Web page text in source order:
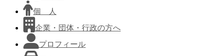
個 人
企業・団体・行政の方へ
プロフィール